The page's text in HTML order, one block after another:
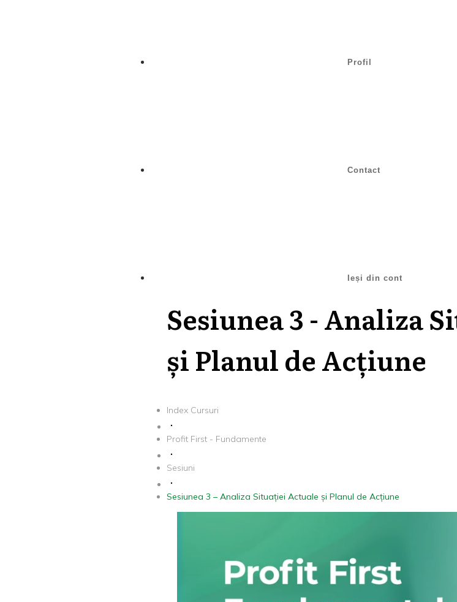
Profil
Contact
Ieși din cont
Sesiunea 3 - Analiza
și Planul de Acțiune
Index Cursuri
Profit First - Fundamente
Sesiuni
Sesiunea 3 – Analiza Situației Actuale și Planul de Acțiune